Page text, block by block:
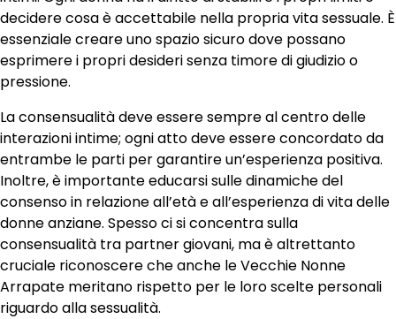
decidere cosa è accettabile nella propria vita sessuale. È
essenziale creare uno spazio sicuro dove possano
esprimere i propri desideri senza timore di giudizio o
pressione.
La consensualità deve essere sempre al centro delle
interazioni intime; ogni atto deve essere concordato da
entrambe le parti per garantire un’esperienza positiva.
Inoltre, è importante educarsi sulle dinamiche del
consenso in relazione all’età e all’esperienza di vita delle
donne anziane. Spesso ci si concentra sulla
consensualità tra partner giovani, ma è altrettanto
cruciale riconoscere che anche le Vecchie Nonne
Arrapate meritano rispetto per le loro scelte personali
riguardo alla sessualità.